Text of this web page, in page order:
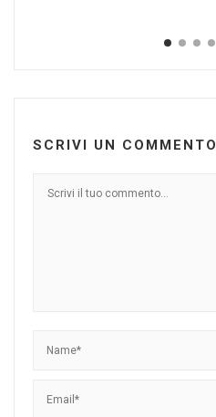
SCRIVI UN COMMENTO